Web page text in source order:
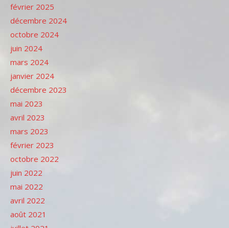
février 2025
décembre 2024
octobre 2024
juin 2024
mars 2024
janvier 2024
décembre 2023
mai 2023
avril 2023
mars 2023
février 2023
octobre 2022
juin 2022
mai 2022
avril 2022
août 2021